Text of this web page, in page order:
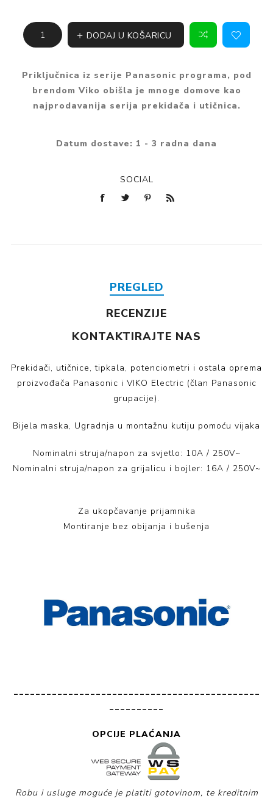
DODAJ U KOŠARICU
Priključnica iz serije Panasonic programa, pod
brendom Viko obišla je mnoge domove kao
najprodavanija serija prekidača i utičnica.
Datum dostave: 1 - 3 radna dana
SOCIAL
PREGLED
RECENZIJE
KONTAKTIRAJTE NAS
Prekidači, utičnice, tipkala, potenciometri i ostala oprema
proizvođača Panasonic i VIKO Electric (član Panasonic
grupacije).
Bijela maska, Ugradnja u montažnu kutiju pomoću vijaka
Nominalni struja/napon za svjetlo: 10A / 250V~
Nominalni struja/napon za grijalicu i bojler: 16A / 250V~
Za ukopčavanje prijamnika
Montiranje bez obijanja i bušenja
_____________________________________________
__________
OPCIJE PLAĆANJA
Robu i usluge moguće je platiti gotovinom, te kreditnim